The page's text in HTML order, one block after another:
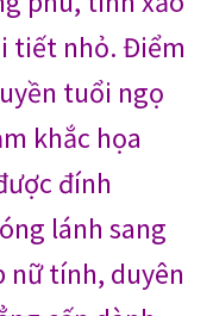
tiết nhỏ. Điểm
tuổi ngọ
khắc họa
đính
lánh sang
nữ tính, duyên